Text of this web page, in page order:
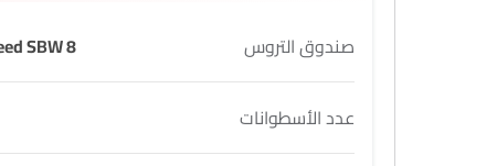
صندوق التروس 8 Speed SBW
عدد الأسطوانات